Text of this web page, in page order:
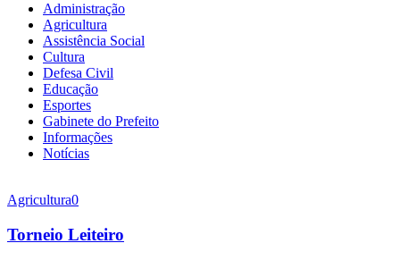
Administração
Agricultura
Assistência Social
Cultura
Defesa Civil
Educação
Esportes
Gabinete do Prefeito
Informações
Notícias
Agricultura0
Torneio Leiteiro